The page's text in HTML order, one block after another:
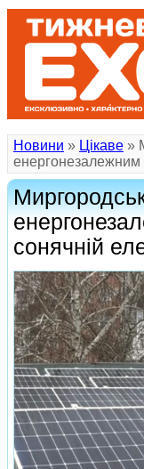
Новини » Цікаве »
енергонезалежним
сонячній